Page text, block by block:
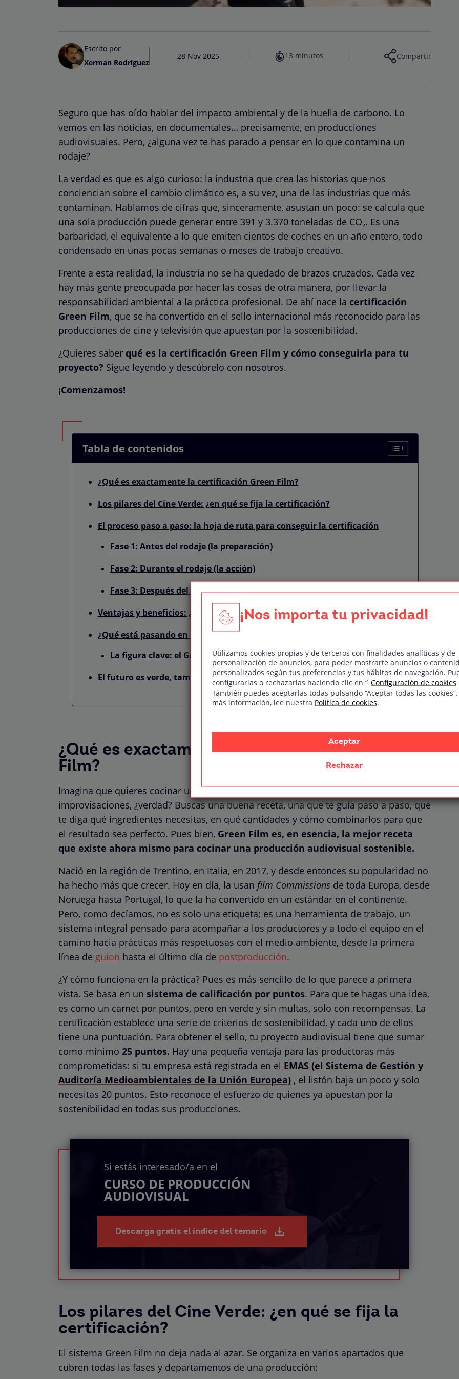
Escrito por
Xerman Rodriguez
28 Nov 2025 13 minutos Compartir
Seguro que has oído hablar del impacto ambiental y de la huella de carbono. Lo
vemos en las noticias, en documentales… precisamente, en producciones
audiovisuales. Pero, ¿alguna vez te has parado a pensar en lo que contamina un
rodaje?
La verdad es que es algo curioso: la industria que crea las historias que nos
conciencian sobre el cambio climático es, a su vez, una de las industrias que más
contaminan. Hablamos de cifras que, sinceramente, asustan un poco: se calcula que
una sola producción puede generar entre 391 y 3.370 toneladas de CO₂. Es una
barbaridad, el equivalente a lo que emiten cientos de coches en un año entero, todo
condensado en unas pocas semanas o meses de trabajo creativo.
Frente a esta realidad, la industria no se ha quedado de brazos cruzados. Cada vez
hay más gente preocupada por hacer las cosas de otra manera, por llevar la
responsabilidad ambiental a la práctica profesional. De ahí nace la certificación
Green Film, que se ha convertido en el sello internacional más reconocido para las
producciones de cine y televisión que apuestan por la sostenibilidad.
¿Quieres saber qué es la certificación Green Film y cómo conseguirla para tu
proyecto? Sigue leyendo y descúbrelo con nosotros.
¡Comenzamos!
Tabla de contenidos
¿Qué es exactamente la certificación Green Film?
Los pilares del Cine Verde: ¿en qué se fija la certificación?
El proceso paso a paso: la hoja de ruta para conseguir la certificación
Fase 1: Antes del rodaje (la preparación)
Fase 2: Durante el rodaje (la acción)
Fase 3: Después del rodaje (la justificación)
Ventajas y beneficios: ¿por qué debería certificar mi proyecto?
¿Qué está pasando en España?
La figura clave: el Green Film Manager o gestor de Green Film
El futuro es verde, también en el cine.
¿Qué es exactamente la certificación Green
Film?
Imagina que quieres cocinar un plato de alta cocina por primera vez. ¿Qué haces? Sin
improvisaciones, ¿verdad? Buscas una buena receta, una que te guía paso a paso, que
te diga qué ingredientes necesitas, en qué cantidades y cómo combinarlos para que
el resultado sea perfecto. Pues bien, Green Film es, en esencia, la mejor receta
que existe ahora mismo para cocinar una producción audiovisual sostenible.
Nació en la región de Trentino, en Italia, en 2017, y desde entonces su popularidad no
ha hecho más que crecer. Hoy en día, la usan film Commissions de toda Europa, desde
Noruega hasta Portugal, lo que la ha convertido en un estándar en el continente.
Pero, como decíamos, no es solo una etiqueta; es una herramienta de trabajo, un
sistema integral pensado para acompañar a los productores y a todo el equipo en el
camino hacia prácticas más respetuosas con el medio ambiente, desde la primera
línea de guion hasta el último día de postproducción.
¿Y cómo funciona en la práctica? Pues es más sencillo de lo que parece a primera
vista. Se basa en un sistema de calificación por puntos. Para que te hagas una idea,
es como un carnet por puntos, pero en verde y sin multas, solo con recompensas. La
certificación establece una serie de criterios de sostenibilidad, y cada uno de ellos
tiene una puntuación. Para obtener el sello, tu proyecto audiovisual tiene que sumar
como mínimo 25 puntos. Hay una pequeña ventaja para las productoras más
comprometidas: si tu empresa está registrada en el EMAS (el Sistema de Gestión y
Auditoría Medioambientales de la Unión Europea) , el listón baja un poco y solo
necesitas 20 puntos. Esto reconoce el esfuerzo de quienes ya apuestan por la
sostenibilidad en todas sus producciones.
Si estás interesado/a en el
CURSO DE PRODUCCIÓN
AUDIOVISUAL
Descarga gratis el índice del temario
Los pilares del Cine Verde: ¿en qué se fija la
certificación?
El sistema Green Film no deja nada al azar. Se organiza en varios apartados que
cubren todas las fases y departamentos de una producción:
¡Nos importa tu privacidad!
Utilizamos cookies propias y de terceros con finalidades analíticas y de
personalización de anuncios, para poder mostrarte anuncios o
personalizados según tus preferencias y tus hábitos de navegación.
configurarlas o rechazarlas haciendo clic en “ Configuración de cookies
También puedes aceptarlas todas pulsando “Aceptar todas las
más información, lee nuestra Política de cookies.
Aceptar
Rechazar